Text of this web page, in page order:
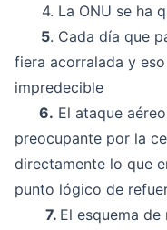
4. La ONU se ha
5. Cada día que
fiera acorralada y
impredecible
6. El ataque
preocupante por la
directamente lo que
punto lógico de
7. El esquema